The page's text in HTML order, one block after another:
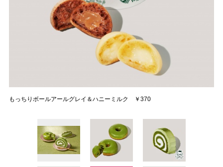
もっちりボールアールグレイ＆ハニーミルク ￥370